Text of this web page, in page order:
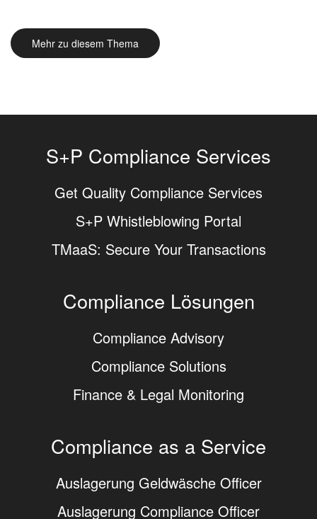
Mehr zu diesem Thema
S+P Compliance Services
Get Quality Compliance Services
S+P Whistleblowing Portal
TMaaS: Secure Your Transactions
Compliance Lösungen
Compliance Advisory
Compliance Solutions
Finance & Legal Monitoring
Compliance as a Service
Auslagerung Geldwäsche Officer
Auslagerung Compliance Officer